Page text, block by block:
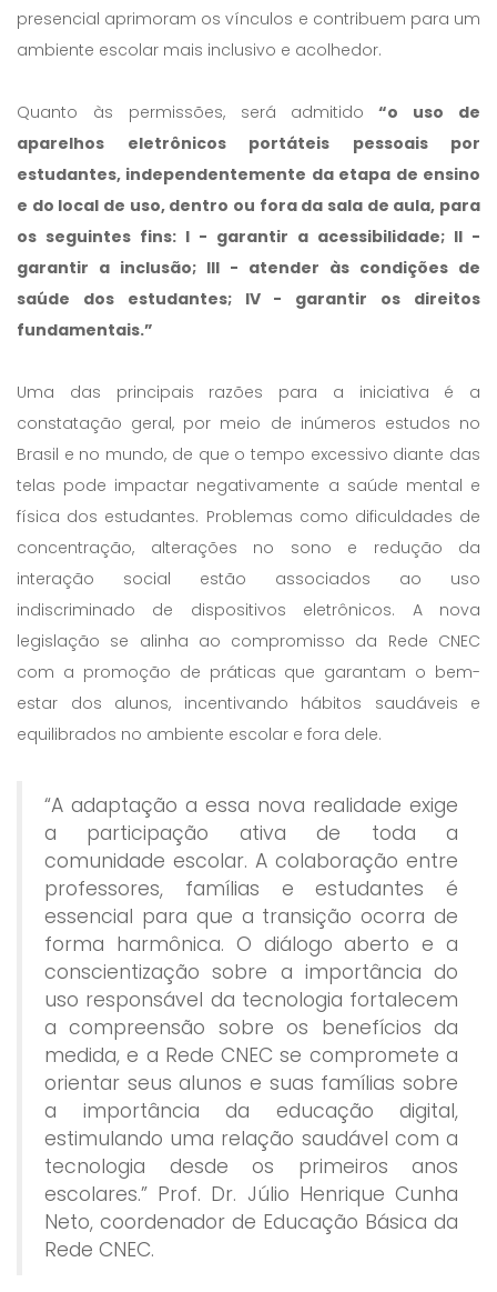
presencial aprimoram os vínculos e contribuem para um
ambiente escolar mais inclusivo e acolhedor.
Quanto às permissões, será admitido “o uso de
aparelhos eletrônicos portáteis pessoais por
estudantes, independentemente da etapa de ensino
e do local de uso, dentro ou fora da sala de aula, para
os seguintes fins: I - garantir a acessibilidade; II -
garantir a inclusão; III - atender às condições de
saúde dos estudantes; IV - garantir os direitos
fundamentais.”
Uma das principais razões para a iniciativa é a
constatação geral, por meio de inúmeros estudos no
Brasil e no mundo, de que o tempo excessivo diante das
telas pode impactar negativamente a saúde mental e
física dos estudantes. Problemas como dificuldades de
concentração, alterações no sono e redução da
interação social estão associados ao uso
indiscriminado de dispositivos eletrônicos. A nova
legislação se alinha ao compromisso da Rede CNEC
com a promoção de práticas que garantam o bem-
estar dos alunos, incentivando hábitos saudáveis e
equilibrados no ambiente escolar e fora dele.
“A adaptação a essa nova realidade exige
a participação ativa de toda a
comunidade escolar. A colaboração entre
professores, famílias e estudantes é
essencial para que a transição ocorra de
forma harmônica. O diálogo aberto e a
conscientização sobre a importância do
uso responsável da tecnologia fortalecem
a compreensão sobre os benefícios da
medida, e a Rede CNEC se compromete a
orientar seus alunos e suas famílias sobre
a importância da educação digital,
estimulando uma relação saudável com a
tecnologia desde os primeiros anos
escolares.” Prof. Dr. Júlio Henrique Cunha
Neto, coordenador de Educação Básica da
Rede CNEC.